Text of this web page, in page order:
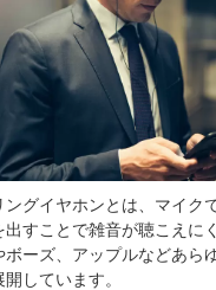
ングイヤホンとは、マイク
出すことで雑音が聴こえに
ボーズ、アップルなどあら
しています。